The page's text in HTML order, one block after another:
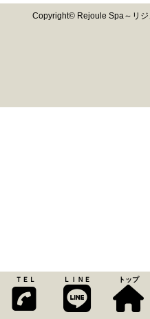
ＴＥＬ ＬＩＮＥ トップ
Copyright© Rejoule Spa～リ